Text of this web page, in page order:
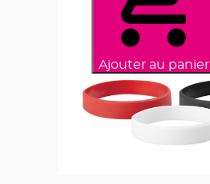
Ajouter au panier